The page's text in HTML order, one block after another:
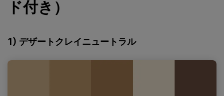
ド付き）
1) デザートクレイニュートラル